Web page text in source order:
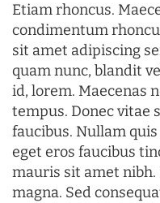
Etiam rhoncus.
condimentum
sit amet adipiscing
quam nunc, blandit
id, lorem. Maecenas
tempus. Donec vitae
faucibus. Nullam
eget eros faucibus
mauris sit amet nibh.
magna. Sed